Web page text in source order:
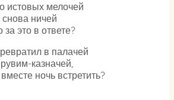
истовых мелочей
снова ничей
за это в ответе?
в палачей
казначей,
ночь встретить?